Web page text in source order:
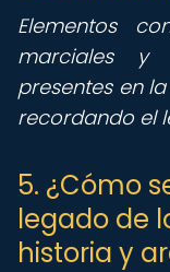
Elementos
marciales y
presentes en
recordando el
5. ¿Cómo
legado de
historia y